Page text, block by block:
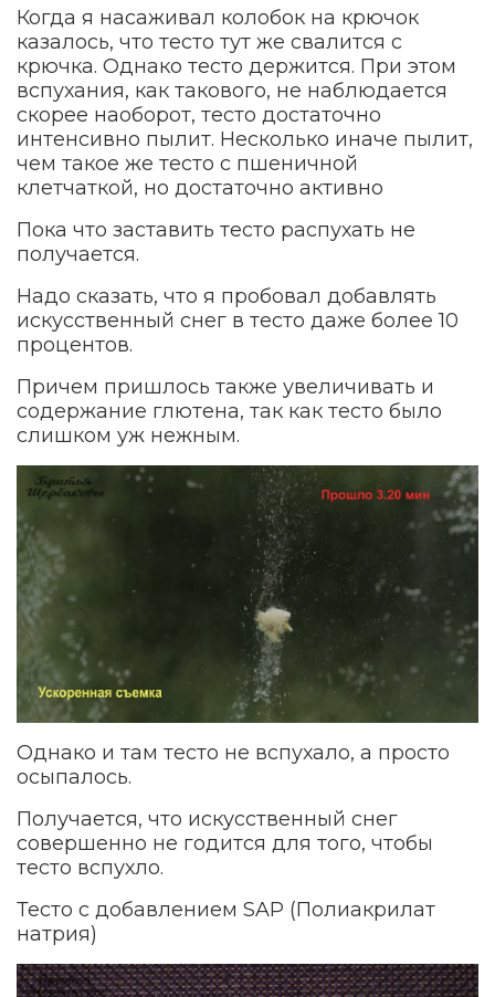
Когда я насаживал колобок на крючок
казалось, что тесто тут же свалится с
крючка. Однако тесто держится. При этом
вспухания, как такового, не наблюдается
скорее наоборот, тесто достаточно
интенсивно пылит. Несколько иначе пылит,
чем такое же тесто с пшеничной
клетчаткой, но достаточно активно
Пока что заставить тесто распухать не
получается.
Надо сказать, что я пробовал добавлять
искусственный снег в тесто даже более 10
процентов.
Причем пришлось также увеличивать и
содержание глютена, так как тесто было
слишком уж нежным.
Однако и там тесто не вспухало, а просто
осыпалось.
Получается, что искусственный снег
совершенно не годится для того, чтобы
тесто вспухло.
Тесто с добавлением SAP (Полиакрилат
натрия)